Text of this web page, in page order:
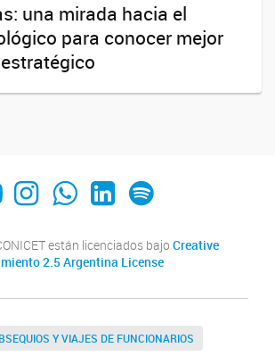
una mirada hacia el
para conocer mejor
Instagram
Whats AppLinkedIn
Spotify
están licenciados bajo Creative
2.5 Argentina License
Y VIAJES DE FUNCIONARIOS